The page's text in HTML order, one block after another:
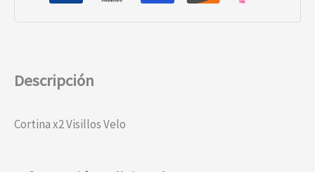
Descripción
Cortina x2 Visillos Velo